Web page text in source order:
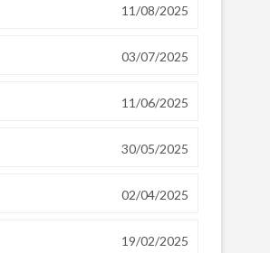
11/08/2025
03/07/2025
11/06/2025
30/05/2025
02/04/2025
19/02/2025